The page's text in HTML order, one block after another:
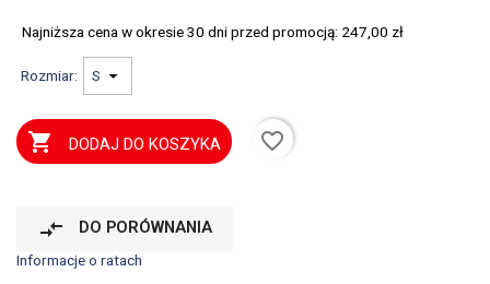
Najniższa cena w okresie 30 dni przed promocją: 247,00 zł
Rozmiar:
 DODAJ DO KOSZYKA favorite_border
compare_arrows DO PORÓWNANIA
Informacje o ratach